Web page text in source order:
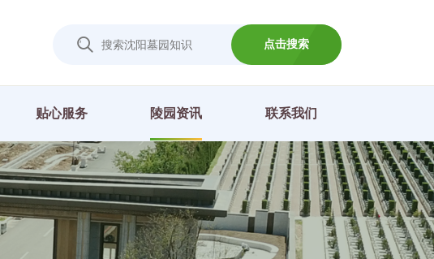
点击搜索
贴心服务 陵园资讯 联系我们